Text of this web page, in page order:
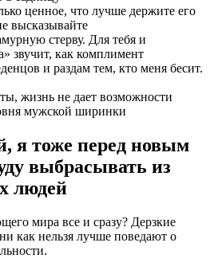
ценное, что лучше держите его
высказывайте
стерву. Для тебя и
звучит, как комплимент
и раздам тем, кто меня бесит.
жизнь не дает возможности
мужской ширинки
я тоже перед новым
выбрасывать из
людей
мира все и сразу? Дерзкие
как нельзя лучше поведают о